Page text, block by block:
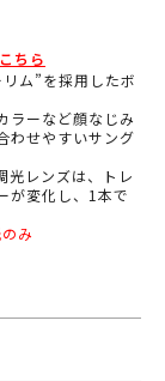
こちら
ム”を採用したボ
ラーなど顔なじみ
わせやすいサング
光レンズは、トレ
が変化し、1本で
み